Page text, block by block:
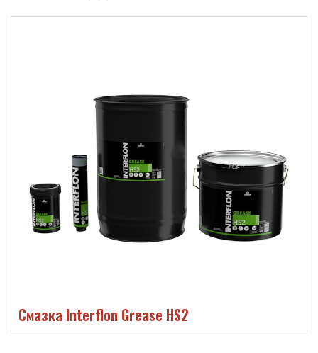
Смазка Interflon Grease HS2